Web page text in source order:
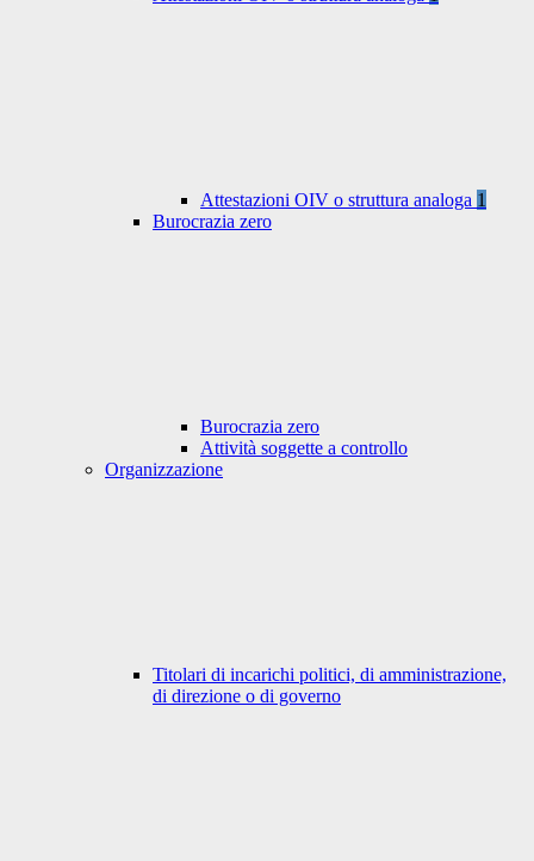
Attestazioni OIV o struttura analoga 1
Burocrazia zero
Burocrazia zero
Attività soggette a controllo
Organizzazione
Titolari di incarichi politici, di amministrazione,
di direzione o di governo